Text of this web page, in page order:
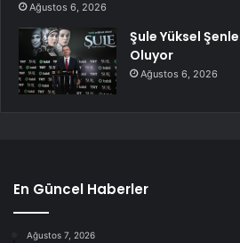
Ağustos 6, 2026
Şule Yüksel
Oluyor
Ağustos 6, 2026
En Güncel Haberler
Ağustos 7, 2026